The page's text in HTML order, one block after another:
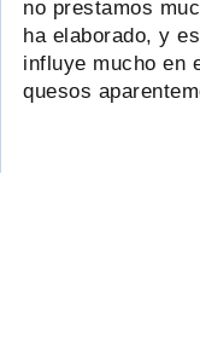
no prestamos
ha elaborado, y
influye mucho en
quesos